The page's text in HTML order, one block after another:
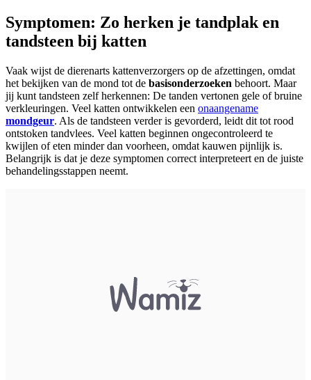
Symptomen: Zo herken je tandplak en
tandsteen bij katten
Vaak wijst de dierenarts kattenverzorgers op de afzettingen, omdat
het bekijken van de mond tot de basisonderzoeken behoort. Maar
jij kunt tandsteen zelf herkennen: De tanden vertonen gele of bruine
verkleuringen. Veel katten ontwikkelen een onaangename
mondgeur. Als de tandsteen verder is gevorderd, leidt dit tot rood
ontstoken tandvlees. Veel katten beginnen ongecontroleerd te
kwijlen of eten minder dan voorheen, omdat kauwen pijnlijk is.
Belangrijk is dat je deze symptomen correct interpreteert en de juiste
behandelingsstappen neemt.